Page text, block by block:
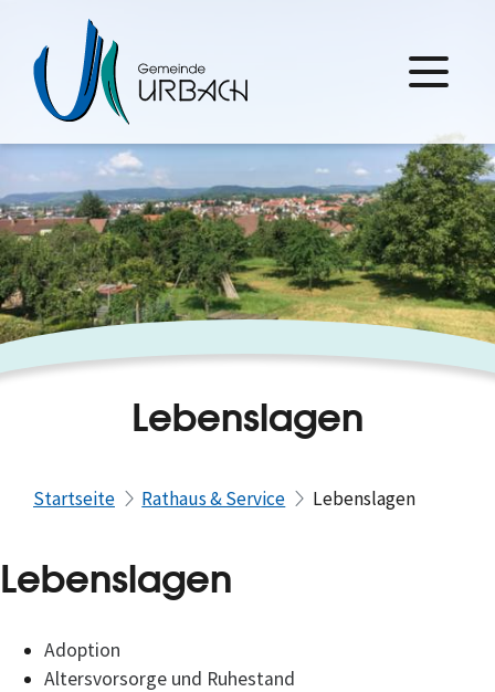
Lebenslagen
Startseite Rathaus & Service Lebenslagen
Lebenslagen
Adoption
Altersvorsorge und Ruhestand